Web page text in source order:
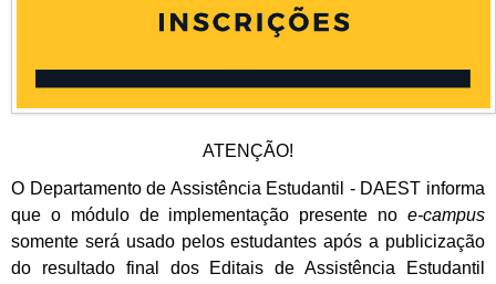
ATENÇÃO!
O Departamento de Assistência Estudantil - DAEST informa
que o módulo de implementação presente no e-campus
somente será usado pelos estudantes após a publicização
do resultado final dos Editais de Assistência Estudantil